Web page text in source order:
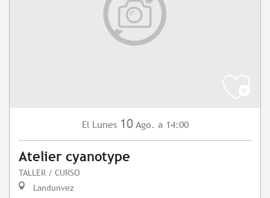
El Lunes 10 Ago. a 14:00
Atelier cyanotype
TALLER / CURSO
Landunvez